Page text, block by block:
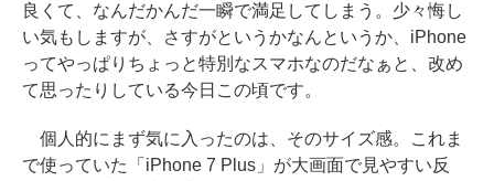
良くて、なんだかんだ一瞬で満足してしまう。少々悔し
い気もしますが、さすがというかなんというか、iPhone
ってやっぱりちょっと特別なスマホなのだなぁと、改め
て思ったりしている今日この頃です。
個人的にまず気に入ったのは、そのサイズ感。これま
で使っていた「iPhone 7 Plus」が大画面で見やすい反